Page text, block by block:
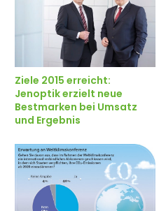
Ziele 2015 erreicht:
Jenoptik erzielt neue
Bestmarken bei Umsatz
und Ergebnis